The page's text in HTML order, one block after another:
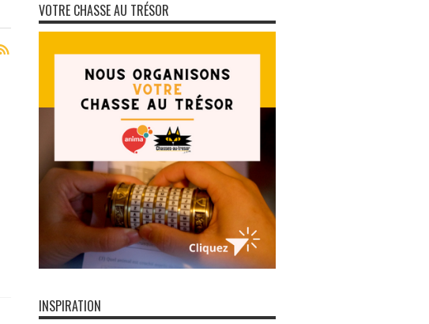
VOTRE CHASSE AU TRÉSOR
INSPIRATION